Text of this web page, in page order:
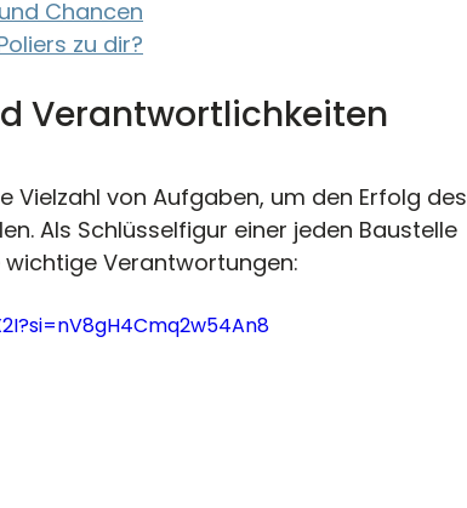
Chancen
zu dir?
Verantwortlichkeiten
Vielzahl von Aufgaben, um den Erfolg des
Als Schlüsselfigur einer jeden Baustelle
Verantwortungen: